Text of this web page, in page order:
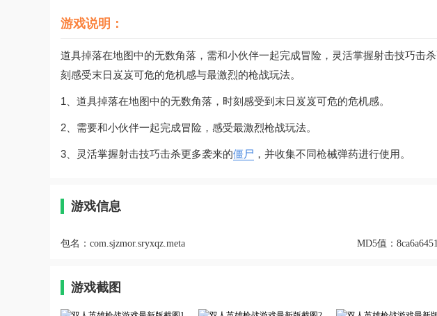
游戏说明：
道具掉落在地图中的无数角落，需和小伙伴一起完成冒险，灵活掌握射击技巧击
刻感受末日岌岌可危的危机感与最激烈的枪战玩法。
1、道具掉落在地图中的无数角落，时刻感受到末日岌岌可危的危机感。
2、需要和小伙伴一起完成冒险，感受最激烈枪战玩法。
3、灵活掌握射击技巧击杀更多袭来的僵尸 ，并收集不同枪械弹药进行使用。
游戏信息
包名： com.sjzmor.sryxqz.meta MD5值：
游戏截图